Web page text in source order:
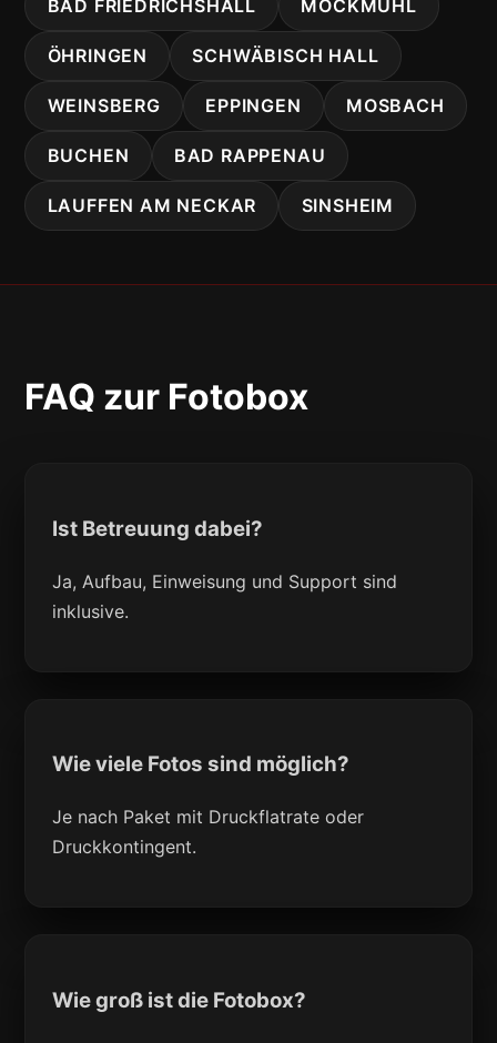
BAD FRIEDRICHSHALL MÖCKMÜHL
ÖHRINGEN SCHWÄBISCH HALL
WEINSBERG EPPINGEN MOSBACH
BUCHEN BAD RAPPENAU
LAUFFEN AM NECKAR SINSHEIM
FAQ zur Fotobox
Ist Betreuung dabei?
Ja, Aufbau, Einweisung und Support sind
inklusive.
Wie viele Fotos sind möglich?
Je nach Paket mit Druckflatrate oder
Druckkontingent.
Wie groß ist die Fotobox?